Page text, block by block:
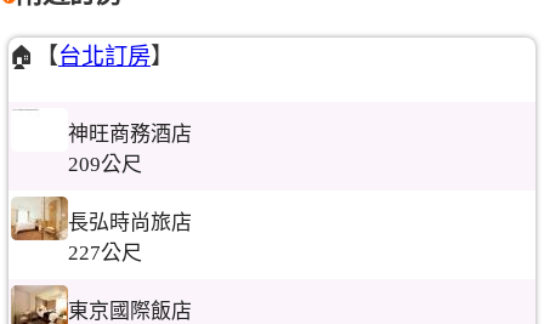
🏠【台北訂房】
神旺商務酒店
209公尺
長弘時尚旅店
227公尺
東京國際飯店